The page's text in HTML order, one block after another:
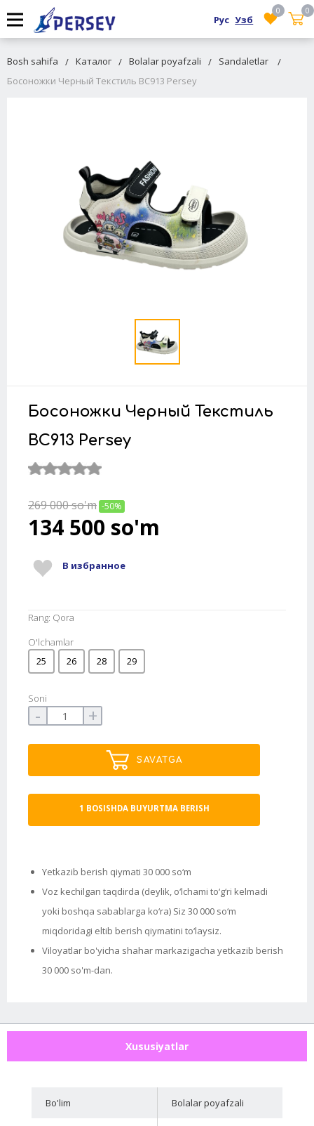
0
0
Рус Узб
Bosh sahifa Каталог Bolalar poyafzali
Sandaletlar
Босоножки Черный Текстиль BC913 Persey
Босоножки Черный Текстиль
BC913 Persey
269 000so'm -50%
134 500 so'm
В избранное
Rang: Qora
O'lchamlar
25
26 28 29
Soni
- +
SAVATGA
1 BOSISHDA BUYURTMA BERISH
Yetkazib berish qiymati 30 000 so‘m
Voz kechilgan taqdirda (deylik, o‘lchami to‘g‘ri kelmadi
yoki boshqa sabablarga ko‘ra) Siz 30 000 so‘m
miqdoridagi eltib berish qiymatini to‘laysiz.
Viloyatlar bo'yicha shahar markazigacha yetkazib berish
30 000 so'm-dan.
Xususiyatlar
Bo'lim Bolalar poyafzali